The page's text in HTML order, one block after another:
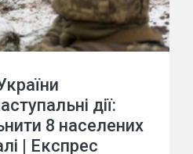
дії:
8 населених
| Експрес